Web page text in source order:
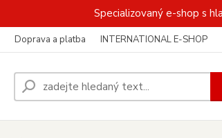
Specializovaný e-shop s
Doprava a platba INTERNATIONAL E-SHOP